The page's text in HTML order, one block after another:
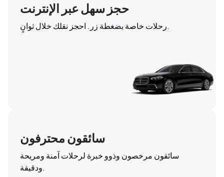
حجز سهل عبر الإنترنت
رحلات خاصة بضغطة زر. احجز نقلك خلال ثوانٍ.
سائقون محترفون
سائقون مرخصون وذوو خبرة لرحلات آمنة ومريحة
ودقيقة.